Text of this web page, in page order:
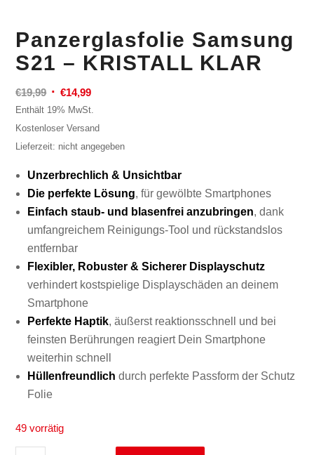
Panzerglasfolie Samsung
S21 – KRISTALL KLAR
€19,99 Ursprünglicher
Preis
war:
€19,99
€14,99Aktueller
Preis
ist:
€14,99.
Enthält 19% MwSt.
Kostenloser Versand
Lieferzeit: nicht angegeben
Unzerbrechlich & Unsichtbar
Die perfekte Lösung, für gewölbte Smartphones
Einfach staub- und blasenfrei anzubringen, dank
umfangreichem Reinigungs-Tool und rückstandslos
entfernbar
Flexibler, Robuster & Sicherer Displayschutz
verhindert kostspielige Displayschäden an deinem
Smartphone
Perfekte Haptik, äußerst reaktionsschnell und bei
feinsten Berührungen reagiert Dein Smartphone
weiterhin schnell
Hüllenfreundlich durch perfekte Passform der Schutz
Folie
49 vorrätig